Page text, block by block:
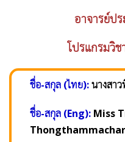
อาจารย์ป
โปรแกรมวิ
ชื่อ-สกุล (ไทย):นางสา
ชื่อ-สกุล (Eng): Miss